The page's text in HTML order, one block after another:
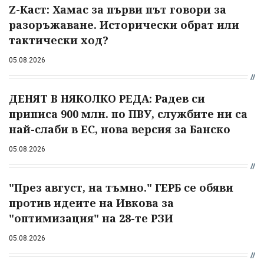
Z-Каст: Хамас за първи път говори за
разоръжаване. Исторически обрат или
тактически ход?
05.08.2026
ДЕНЯТ В НЯКОЛКО РЕДА: Радев си
приписа 900 млн. по ПВУ, службите ни са
най-слаби в ЕС, нова версия за Банско
05.08.2026
"През август, на тъмно." ГЕРБ се обяви
против идеите на Ивкова за
"оптимизация" на 28-те РЗИ
05.08.2026